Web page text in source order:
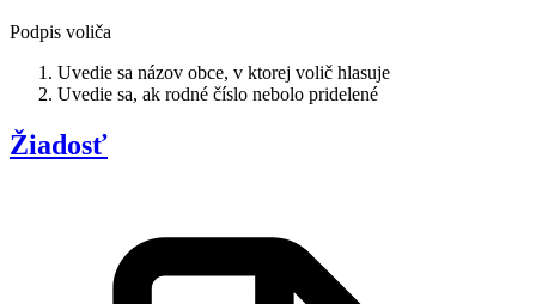
Podpis voliča
Uvedie sa názov obce, v ktorej volič hlasuje
Uvedie sa, ak rodné číslo nebolo pridelené
Žiadosť